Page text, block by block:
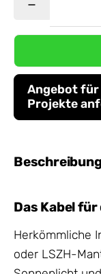
Angebot
Projekte
Beschreibung
Das Kabel
Herkömmliche
oder LSZH-